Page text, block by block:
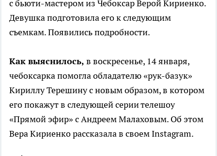
с бьюти-мастером из Чебоксар Верой Кириенко.
Девушка подготовила его к следующим
съемкам. Появились подробности.
Как выяснилось, в воскресенье, 14 января,
чебоксарка помогла обладателю «рук-базук»
Кириллу Терешину с новым образом, в котором
его покажут в следующей серии телешоу
«Прямой эфир» с Андреем Малаховым. Об этом
Вера Кириенко рассказала в своем Instagram.